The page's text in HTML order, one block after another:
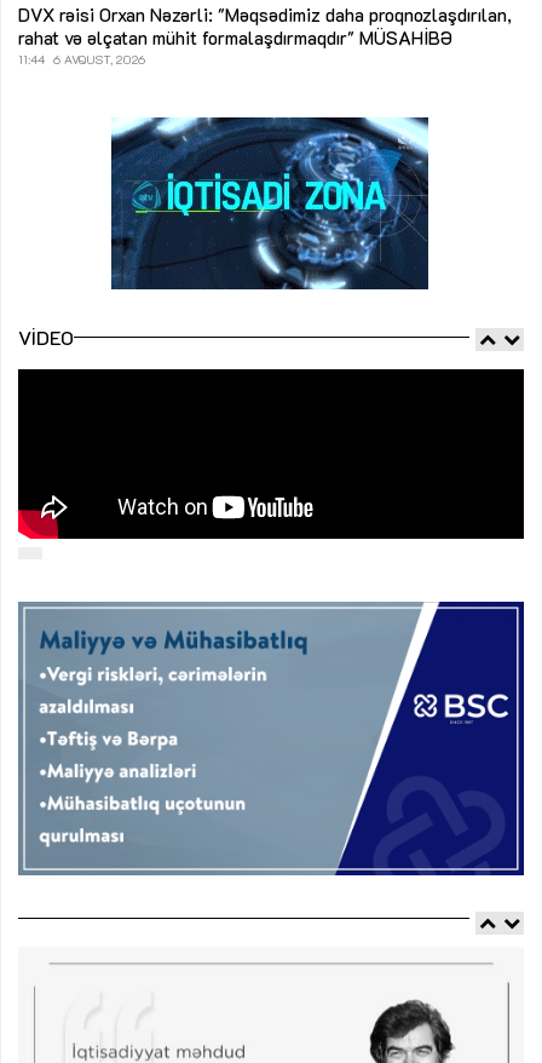
DVX rəisi Orxan Nəzərli: "Məqsədimiz daha proqnozlaşdırılan,
rahat və əlçatan mühit formalaşdırmaqdır" MÜSAHİBƏ
11:44 6 AVQUST, 2026
VIDEO